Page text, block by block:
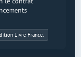
Livre France.